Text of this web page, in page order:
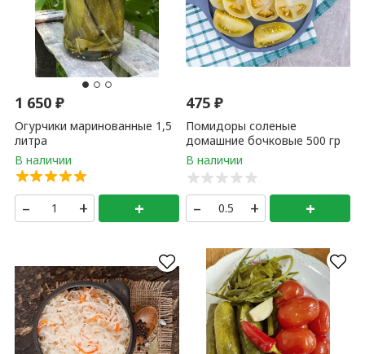
1 650₽
Огурчики маринованные 1,5
литра
– + +
475₽
Помидоры соленые
домашние бочковые 500 гр
– + +